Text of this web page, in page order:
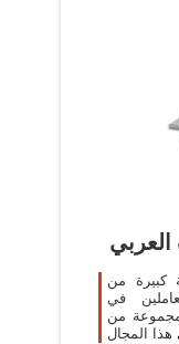
كبيرة من
في
مجموعة من
هذا المجال